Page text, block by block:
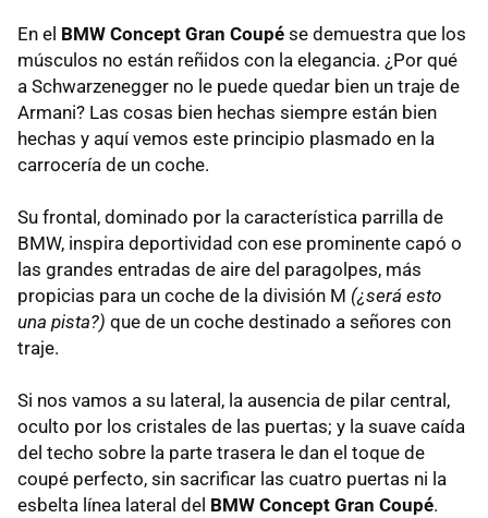
En el BMW Concept Gran Coupé se demuestra que los
músculos no están reñidos con la elegancia. ¿Por qué
a Schwarzenegger no le puede quedar bien un traje de
Armani? Las cosas bien hechas siempre están bien
hechas y aquí vemos este principio plasmado en la
carrocería de un coche.
Su frontal, dominado por la característica parrilla de
BMW, inspira deportividad con ese prominente capó o
las grandes entradas de aire del paragolpes, más
propicias para un coche de la división M (¿será esto
una pista?) que de un coche destinado a señores con
traje.
Si nos vamos a su lateral, la ausencia de pilar central,
oculto por los cristales de las puertas; y la suave caída
del techo sobre la parte trasera le dan el toque de
coupé perfecto, sin sacrificar las cuatro puertas ni la
esbelta línea lateral del BMW Concept Gran Coupé.